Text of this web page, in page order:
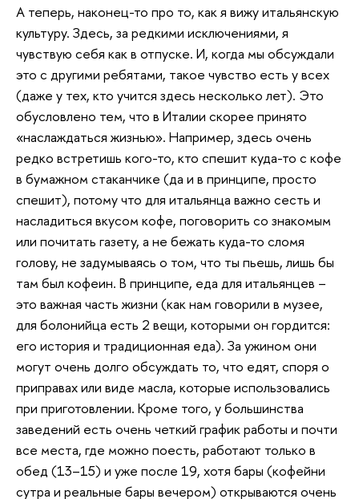
А теперь, наконец-то про то, как я вижу итальянскую
культуру. Здесь, за редкими исключениями, я
чувствую себя как в отпуске. И, когда мы обсуждали
это с другими ребятами, такое чувство есть у всех
(даже у тех, кто учится здесь несколько лет). Это
обусловлено тем, что в Италии скорее принято
«наслаждаться жизнью». Например, здесь очень
редко встретишь кого-то, кто спешит куда-то с кофе
в бумажном стаканчике (да и в принципе, просто
спешит), потому что для итальянца важно сесть и
насладиться вкусом кофе, поговорить со знакомым
или почитать газету, а не бежать куда-то сломя
голову, не задумываясь о том, что ты пьешь, лишь бы
там был кофеин. В принципе, еда для итальянцев –
это важная часть жизни (как нам говорили в музее,
для болонийца есть 2 вещи, которыми он гордится:
его история и традиционная еда). За ужином они
могут очень долго обсуждать то, что едят, споря о
приправах или виде масла, которые использовались
при приготовлении. Кроме того, у большинства
заведений есть очень четкий график работы и почти
все места, где можно поесть, работают только в
обед (13–15) и уже после 19, хотя бары (кофейни
сутра и реальные бары вечером) открываются очень